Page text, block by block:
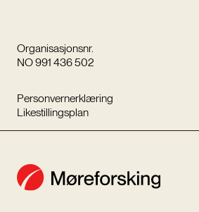
Organisasjonsnr.
NO 991 436 502
Personvernerklæring
Likestillingsplan